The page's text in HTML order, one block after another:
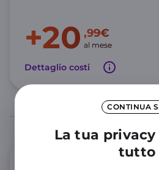
CONTINUA
La tua
tutto
+20 ,99€
al mese
Dettaglio costi